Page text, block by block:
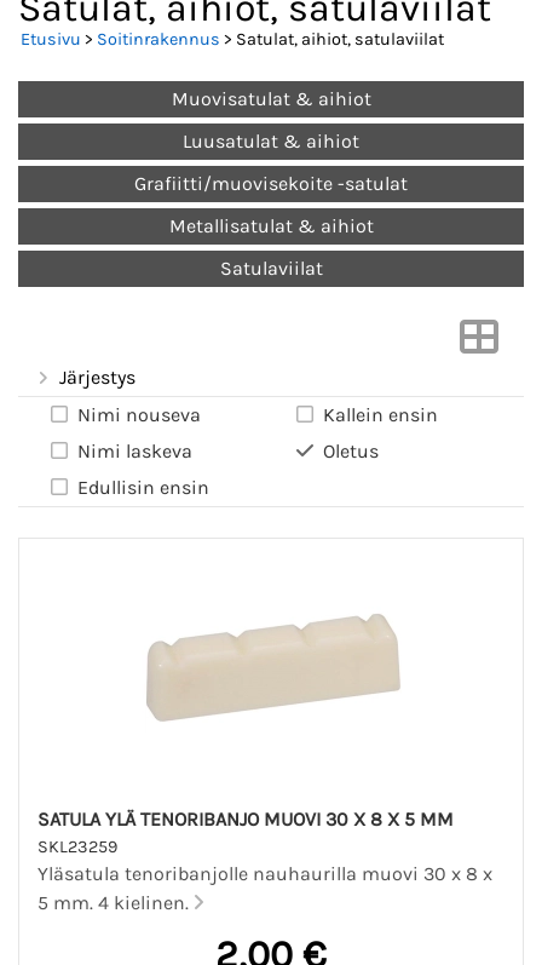
Etusivu > Soitinrakennus > Satulat, aihiot, satulaviilat
Muovisatulat & aihiot
Luusatulat & aihiot
Grafiitti/muovisekoite -satulat
Metallisatulat & aihiot
Satulaviilat
Järjestys
Nimi nouseva
Nimi laskeva
Edullisin ensin
Kallein ensin
Oletus
SATULA YLÄ TENORIBANJO MUOVI 30 X 8 X 5 MM
SKL23259
Yläsatula tenoribanjolle nauhaurilla muovi 30 x 8 x
5 mm. 4 kielinen.
2,00 €